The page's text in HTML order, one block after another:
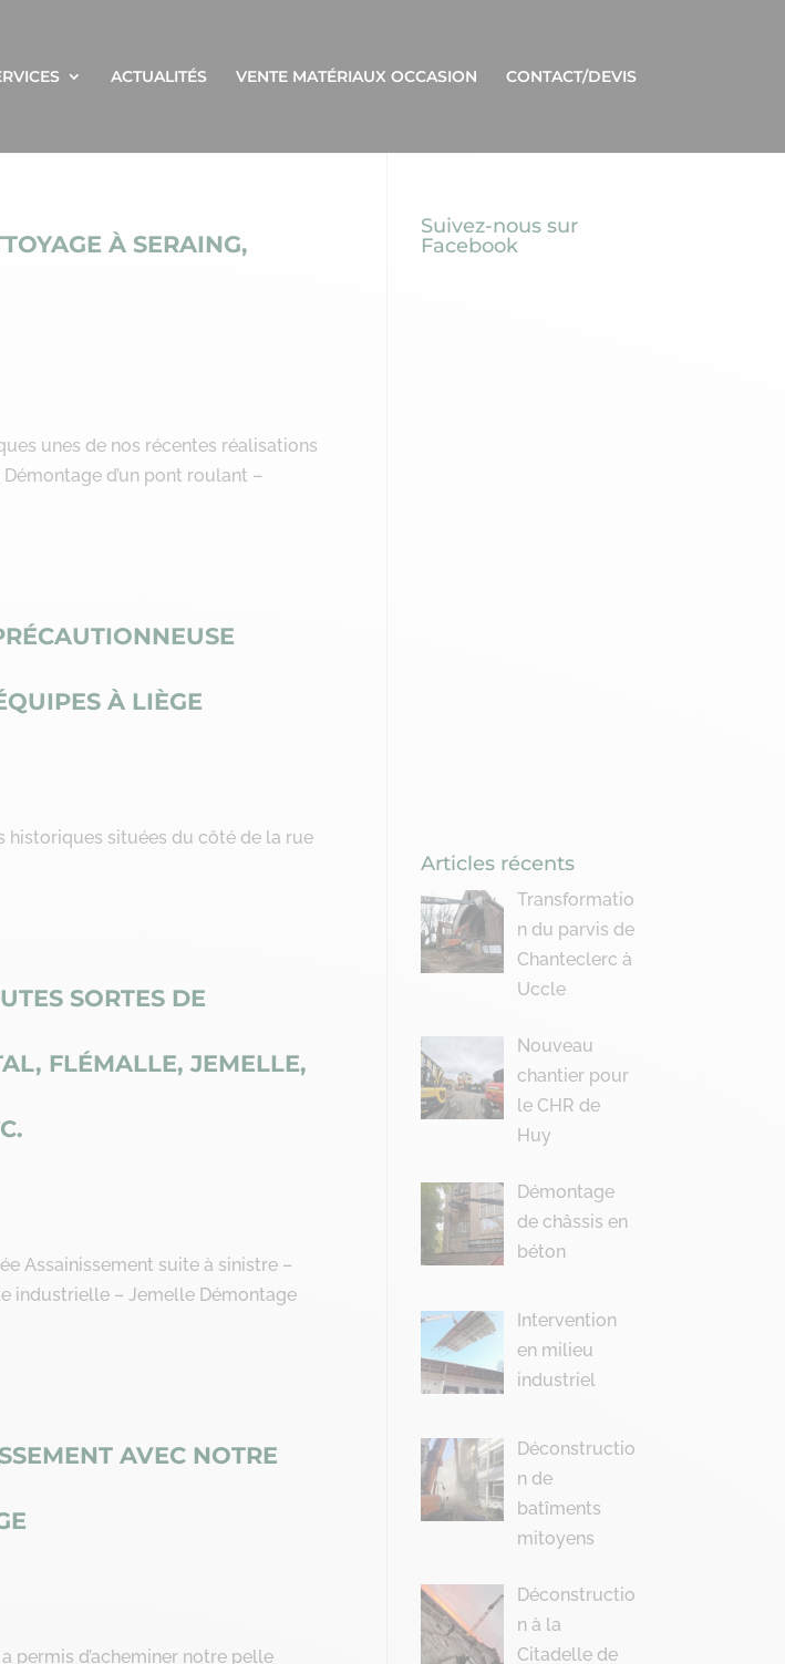
ACTUALITÉS VENTE MATÉRIAUX OCCASION CONTACT/DEVIS
À SERAING,
unes de nos récentes réalisations
d’un pont roulant –
À LIÈGE
historiques situées du côté de la rue
SORTES DE
FLÉMALLE, JEMELLE,
Assainissement suite à sinistre –
industrielle – Jemelle Démontage
AVEC NOTRE
permis d’acheminer notre pelle
Suivez-nous sur
Facebook
Articles récents
Transformatio
n du parvis de
Chanteclerc à
Uccle
Nouveau
chantier pour
le CHR de
Huy
Démontage
de châssis en
béton
Intervention
en milieu
industriel
Déconstructio
n de
batîments
mitoyens
Déconstructio
n à la
Citadelle de